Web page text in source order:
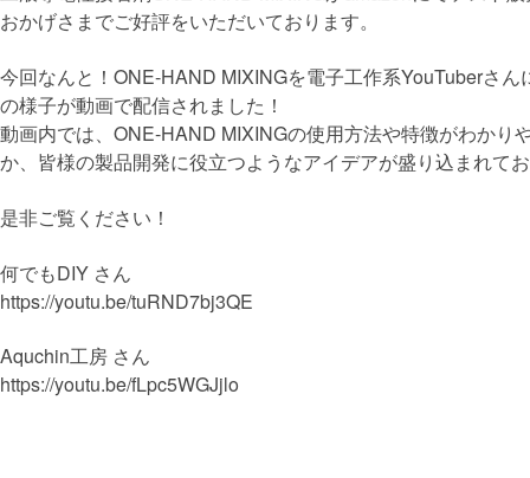
おかげさまでご好評をいただいております。
今回なんと！ONE-HAND MIXINGを電子工作系YouTuberさ
の様子が動画で配信されました！
動画内では、ONE-HAND MIXINGの使用方法や特徴がわかり
か、皆様の製品開発に役立つようなアイデアが盛り込まれて
是非ご覧ください！
何でもDIY さん
https://youtu.be/tuRND7bj3QE
Aquchin工房 さん
https://youtu.be/fLpc5WGJjlo